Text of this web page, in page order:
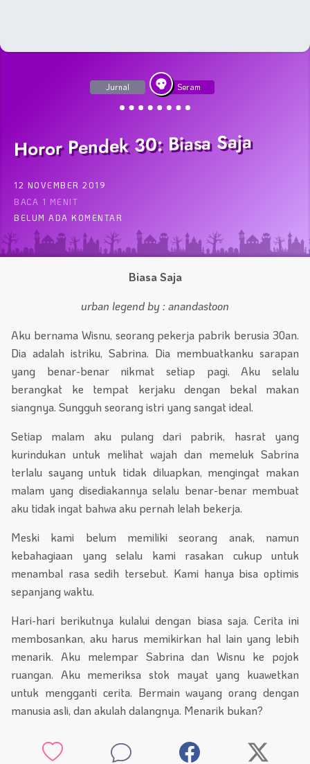
Jurnal Seram
Horor Pendek 30: Biasa Saja
12 NOVEMBER 2019
BACA 1 MENIT
BELUM ADA KOMENTAR
Biasa Saja
urban legend by : anandastoon
Aku bernama Wisnu, seorang pekerja pabrik berusia 30an.
Dia adalah istriku, Sabrina. Dia membuatkanku sarapan
yang benar-benar nikmat setiap pagi. Aku selalu
berangkat ke tempat kerjaku dengan bekal makan
siangnya. Sungguh seorang istri yang sangat ideal.
Setiap malam aku pulang dari pabrik, hasrat yang
kurindukan untuk melihat wajah dan memeluk Sabrina
terlalu sayang untuk tidak diluapkan, mengingat makan
malam yang disediakannya selalu benar-benar membuat
aku tidak ingat bahwa aku pernah lelah bekerja.
Meski kami belum memiliki seorang anak, namun
kebahagiaan yang selalu kami rasakan cukup untuk
menambal rasa sedih tersebut. Kami hanya bisa optimis
sepanjang waktu.
Hari-hari berikutnya kulalui dengan biasa saja. Cerita ini
membosankan, aku harus memikirkan hal lain yang lebih
menarik. Aku melempar Sabrina dan Wisnu ke pojok
ruangan. Aku memeriksa stok mayat yang kuawetkan
untuk mengganti cerita. Bermain wayang orang dengan
manusia asli, dan akulah dalangnya. Menarik bukan?